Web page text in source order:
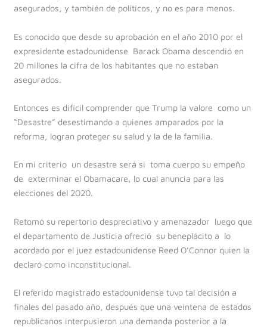
asegurados, y también de políticos, y no es para menos.
Es conocido que desde su aprobación en el año 2010 por el
expresidente estadounidense Barack Obama descendió en
20 millones la cifra de los habitantes que no estaban
asegurados.
Entonces es difícil comprender que Trump la valore como un
“Desastre” desestimando a quienes amparados por la
reforma, logran proteger su salud y la de la familia.
En mi criterio un desastre será si toma cuerpo su empeño
de exterminar el Obamacare, lo cual anuncia para las
elecciones del 2020.
Retomó su repertorio despreciativo y amenazador luego que
el departamento de Justicia ofreció su beneplácito a lo
acordado por el juez estadounidense Reed O’Connor quien la
declaró como inconstitucional.
El referido magistrado estadounidense tuvo tal decisión a
finales del pasado año, después que una veintena de estados
republicanos interpusieron una demanda posterior a la